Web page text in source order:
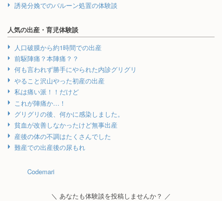
誘発分娩でのバルーン処置の体験談
人気の出産・育児体験談
人口破膜から約1時間での出産
前駆陣痛？本陣痛？？
何も言われず勝手にやられた内診グリグリ
やること沢山やった初産の出産
私は痛い派！！だけど
これが陣痛か…！
グリグリの後、何かに感染しました。
貧血が改善しなかったけど無事出産
産後の体の不調はたくさんでした
難産での出産後の尿もれ
Codemari
＼ あなたも体験談を投稿しませんか？ ／